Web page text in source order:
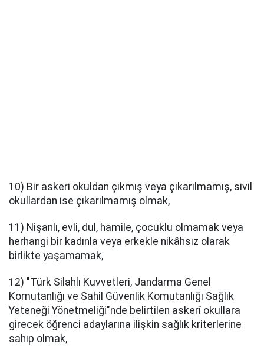
10) Bir askeri okuldan çıkmış veya çıkarılmamış, sivil
okullardan ise çıkarılmamış olmak,
11) Nişanlı, evli, dul, hamile, çocuklu olmamak veya
herhangi bir kadınla veya erkekle nikâhsız olarak
birlikte yaşamamak,
12) "Türk Silahlı Kuvvetleri, Jandarma Genel
Komutanlığı ve Sahil Güvenlik Komutanlığı Sağlık
Yeteneği Yönetmeliği"nde belirtilen askerî okullara
girecek öğrenci adaylarına ilişkin sağlık kriterlerine
sahip olmak,